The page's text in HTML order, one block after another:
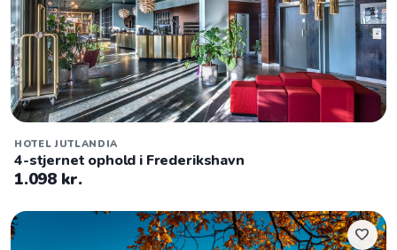
HOTEL JUTLANDIA
4-stjernet ophold i Frederikshavn
1.098 kr.
favorite